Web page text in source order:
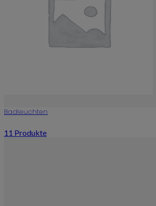
Badleuchten
11 Produkte